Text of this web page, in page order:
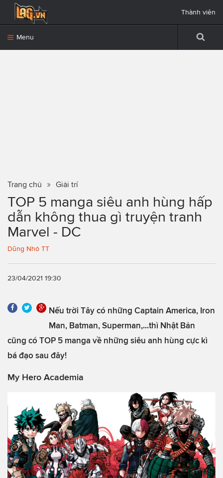
Menu
Thành viên
Trang chủ Giải trí
TOP 5 manga siêu anh hùng hấp
dẫn không thua gì truyện tranh
Marvel - DC
Dũng Nhỏ TT
23/04/2021 19:30
Nếu trời Tây có những Captain America, Iron
Man, Batman, Superman,...thì Nhật Bản
cũng có TOP 5 manga về những siêu anh hùng cực kì
bá đạo sau đây!
My Hero Academia